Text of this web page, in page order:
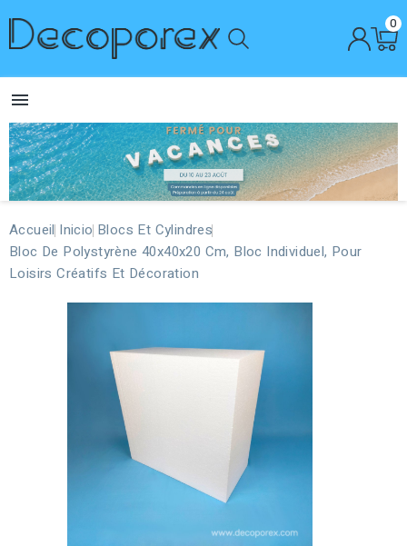
0

Accueil Inicio Blocs Et Cylindres
Bloc De Polystyrène 40x40x20 Cm, Bloc Individuel, Pour
Loisirs Créatifs Et Décoration